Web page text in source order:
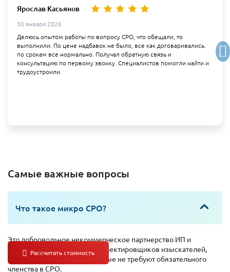
Ярослав Касьянов
30 января 2026
Делюсь опытом работы по вопросу СРО, что обещали, то
выполнили. По цене надбавок не было, все как договаривались.
по срокам все нормально. Получал обратную связь и
консультацию по первому звонку. Специалистов помогли найти и
трудоустроили.
Самые важные вопросы
Что такое микро СРО?
Это добровольное некоммерческое партнерство ИП и
организаций – строителей проектировщиков изыскателей,
выполняющих работы, которые не требуют обязательного
членства в СРО.